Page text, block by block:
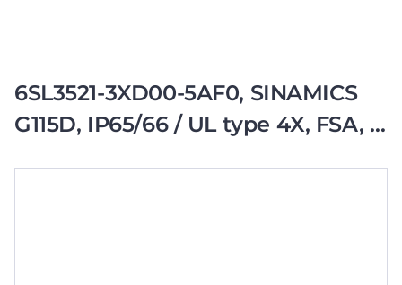
6SL3521-3XD00-5AF0, SINAMICS
G115D, IP65/66 / UL type 4X, FSA, 3